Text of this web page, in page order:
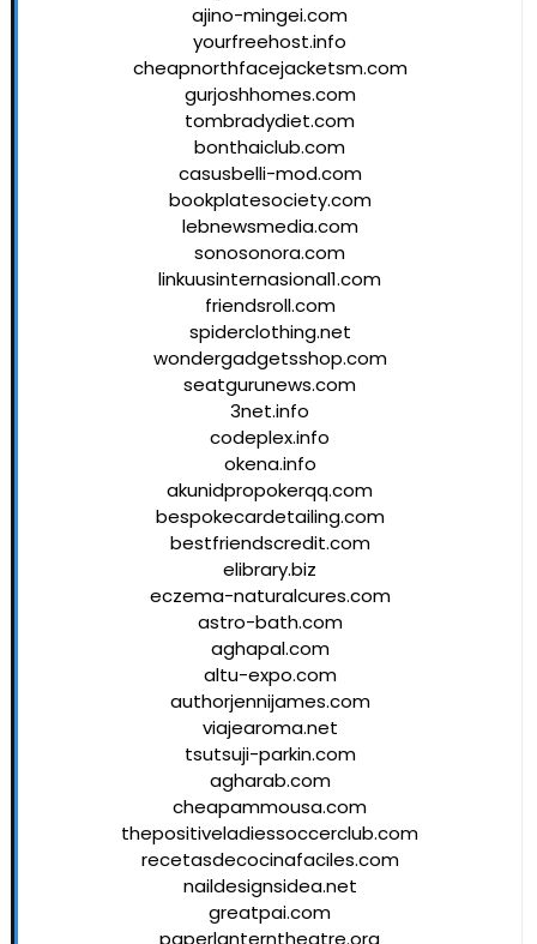
ajino-mingei.com
yourfreehost.info
cheapnorthfacejacketsm.com
gurjoshhomes.com
tombradydiet.com
bonthaiclub.com
casusbelli-mod.com
bookplatesociety.com
lebnewsmedia.com
sonosonora.com
linkuusinternasional1.com
friendsroll.com
spiderclothing.net
wondergadgetsshop.com
seatgurunews.com
3net.info
codeplex.info
okena.info
akunidpropokerqq.com
bespokecardetailing.com
bestfriendscredit.com
elibrary.biz
eczema-naturalcures.com
astro-bath.com
aghapal.com
altu-expo.com
authorjennijames.com
viajearoma.net
tsutsuji-parkin.com
agharab.com
cheapammousa.com
thepositiveladiessoccerclub.com
recetasdecocinafaciles.com
naildesignsidea.net
greatpai.com
paperlanterntheatre.org